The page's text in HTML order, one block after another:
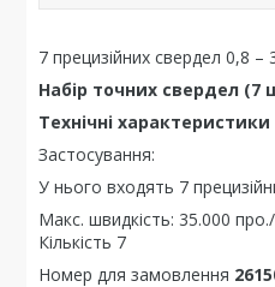
7 прецизійних свердел 0,8 –
Набір точних свердел (7
Технічні характеристики
Застосування:
У нього входять 7
Макс. швидкість: 35.000 про./
Кількість 7
Номер для замовлення